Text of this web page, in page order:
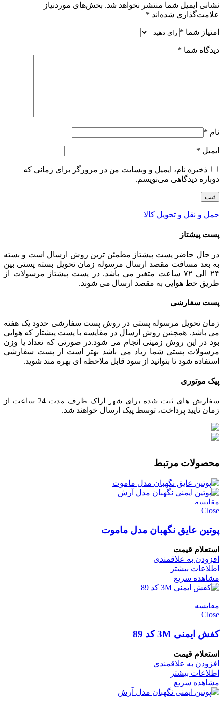
نشانی ایمیل شما منتشر نخواهد شد. بخش‌های موردنیاز
علامت‌گذاری شده‌اند *
امتیاز شما *
دیدگاه شما *
نام *
ایمیل *
ذخیره نام، ایمیل و وبسایت من در مرورگر برای زمانی که
دوباره دیدگاهی می‌نویسم.
حمل و نقل و تحویل کالا
پست پیشتاز
در حال حاضر پست پیشتاز مطمئن ترین روش ارسال است و بسته
به بعد مسافت مقصد ارسال مرسوله زمان تحویل بسته پستی بین
۲۴ الی ۷۲ ساعت متغیر می باشد. در پست پیشتاز مرسولات از
طریق خط هوایی به مقصد ارسال می شوند.
پست سفارشی
زمان تحویل مرسوله پستی در روش پست سفارشی حدود یک هفته
می باشد. همچنین روش ارسال در مقایسه با پست پیشتاز که هوایی
بود در این روش زمینی انجام می شود.در صورتی که تعداد یا وزن
مرسولات پستی شما زیاد می باشد بهتر است از پست سفارشی
استفاده شود تا بتوانید از سود قابل ملاحظه ای بهره مند شوید.
پیک موتوری
سفارش های ثبت شده برای شهر اراک ظرف مدت 24 ساعت از
زمان تایید پرداخت، توسط پیک ارسال خواهند شد.
محصولات مرتبط
مقایسه
Close
پوتین عایق نگهبان مدل ماموت
استعلام قیمت
افزودن به علاقمندی
اطلاعات بیشتر
مشاهده سریع
مقایسه
Close
کفش ایمنی 3M کد 89
استعلام قیمت
افزودن به علاقمندی
اطلاعات بیشتر
مشاهده سریع